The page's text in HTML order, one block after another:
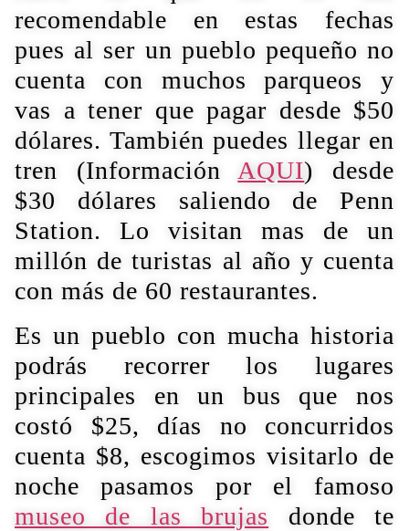
recomendable en estas fechas
pues al ser un pueblo pequeño no
cuenta con muchos parqueos y
vas a tener que pagar desde $50
dólares. También puedes llegar en
tren (Información AQUI) desde
$30 dólares saliendo de Penn
Station. Lo visitan mas de un
millón de turistas al año y cuenta
con más de 60 restaurantes.
Es un pueblo con mucha historia
podrás recorrer los lugares
principales en un bus que nos
costó $25, días no concurridos
cuenta $8, escogimos visitarlo de
noche pasamos por el famoso
museo de las brujas donde te